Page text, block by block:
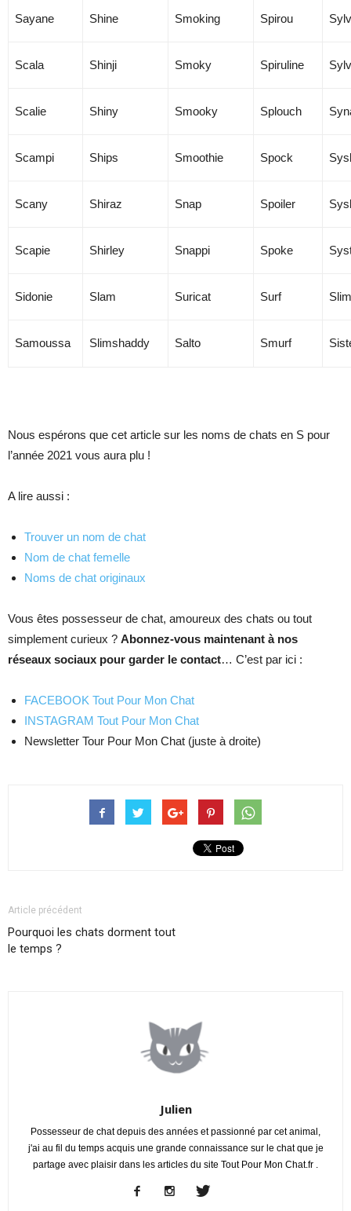
Sayane Shine Smoking Spirou
Scala Shinji Smoky Spiruline
Scalie Shiny Smooky Splouch
Scampi Ships Smoothie Spock
Scany Shiraz Snap Spoiler
Scapie Shirley Snappi Spoke
Sidonie Slam Suricat Surf Slim
Samoussa Slimshaddy Salto Smurf
Nous espérons que cet article sur les noms de chats en S pour
l’année 2021 vous aura plu !
A lire aussi :
Trouver un nom de chat
Nom de chat femelle
Noms de chat originaux
Vous êtes possesseur de chat, amoureux des chats ou tout
simplement curieux ? Abonnez-vous maintenant à nos
réseaux sociaux pour garder le contact… C’est par ici :
FACEBOOK Tout Pour Mon Chat
INSTAGRAM Tout Pour Mon Chat
Newsletter Tour Pour Mon Chat (juste à droite)
Article précédent
Pourquoi les chats dorment tout
le temps ?
Julien
Possesseur de chat depuis des années et passionné par cet animal,
j'ai au fil du temps acquis une grande connaissance sur le chat que je
partage avec plaisir dans les articles du site Tout Pour Mon Chat.fr .